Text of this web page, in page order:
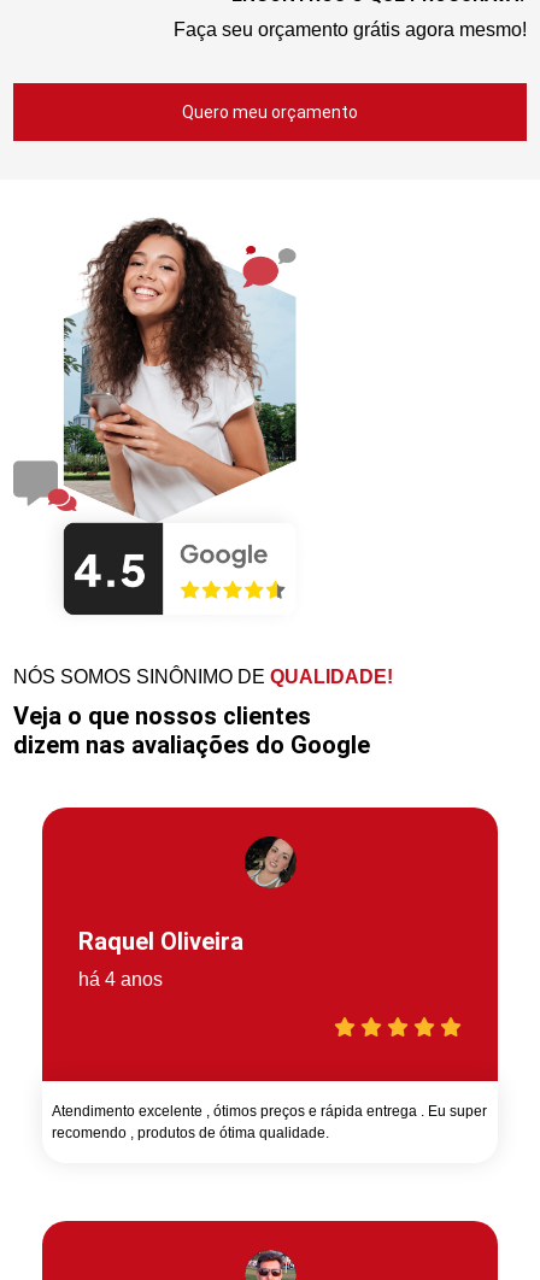
Faça seu orçamento grátis agora mesmo!
Quero meu orçamento
NÓS SOMOS SINÔNIMO DEQUALIDADE!
Veja o que nossos clientes
dizem nas avaliações do Google
Raquel Oliveira
há 4 anos
Atendimento excelente , ótimos preços e rápida entrega . Eu super
recomendo , produtos de ótima qualidade.